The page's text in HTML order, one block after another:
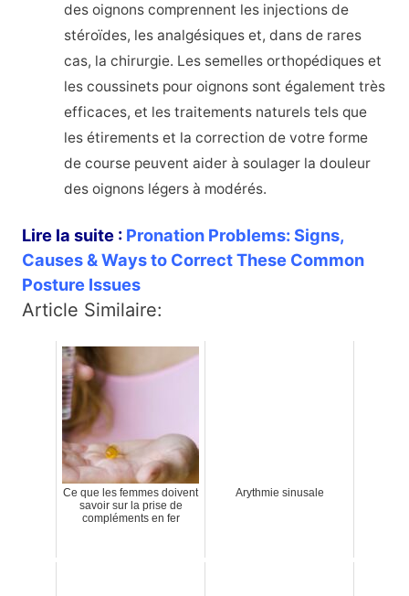
des oignons comprennent les injections de
stéroïdes, les analgésiques et, dans de rares
cas, la chirurgie. Les semelles orthopédiques et
les coussinets pour oignons sont également très
efficaces, et les traitements naturels tels que
les étirements et la correction de votre forme
de course peuvent aider à soulager la douleur
des oignons légers à modérés.
Lire la suite : Pronation Problems: Signs,
Causes & Ways to Correct These Common
Posture Issues
Article Similaire:
Ce que les femmes doivent
savoir sur la prise de
compléments en fer
Arythmie sinusale